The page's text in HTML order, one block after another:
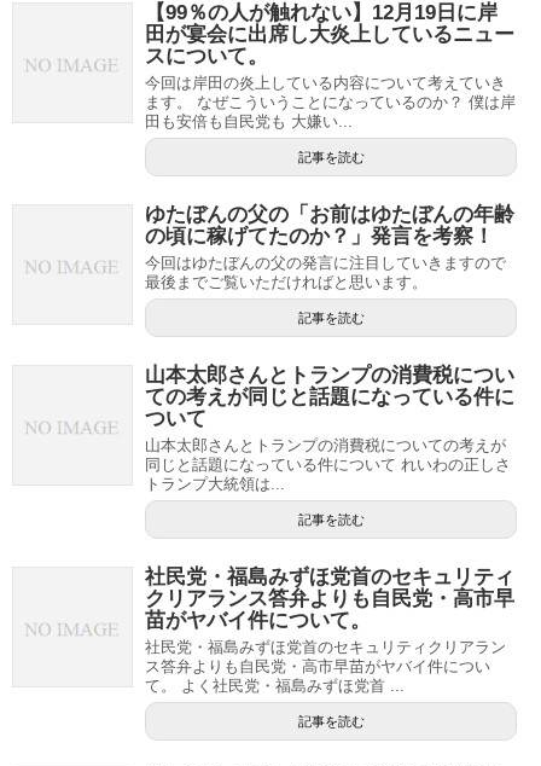
【99％の人が触れない】12月19日に岸
田が宴会に出席し大炎上しているニュー
スについて。
今回は岸田の炎上している内容について考えていき
ます。 なぜこういうことになっているのか？ 僕は岸
田も安倍も自民党も 大嫌い...
記事を読む
ゆたぼんの父の「お前はゆたぼんの年齢
の頃に稼げてたのか？」発言を考察！
今回はゆたぼんの父の発言に注目していきますので
最後までご覧いただければと思います。
記事を読む
山本太郎さんとトランプの消費税につい
ての考えが同じと話題になっている件に
ついて
山本太郎さんとトランプの消費税についての考えが
同じと話題になっている件について れいわの正しさ
トランプ大統領は...
記事を読む
社民党・福島みずほ党首のセキュリティ
クリアランス答弁よりも自民党・高市早
苗がヤバイ件について。
社民党・福島みずほ党首のセキュリティクリアラン
ス答弁よりも自民党・高市早苗がヤバイ件につい
て。 よく社民党・福島みずほ党首 ...
記事を読む